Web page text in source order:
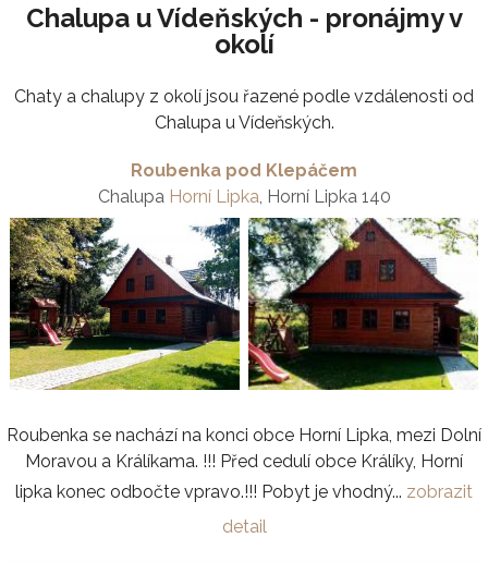
Chalupa u Vídeňských - pronájmy v
okolí
Chaty a chalupy z okolí jsou řazené podle vzdálenosti od
Chalupa u Vídeňských.
Roubenka pod Klepáčem
Chalupa Horní Lipka, Horní Lipka 140
Roubenka se nachází na konci obce Horní Lipka, mezi Dolní
Moravou a Králíkama. !!! Před cedulí obce Králíky, Horní
lipka konec odbočte vpravo.!!! Pobyt je vhodný... zobrazit
detail